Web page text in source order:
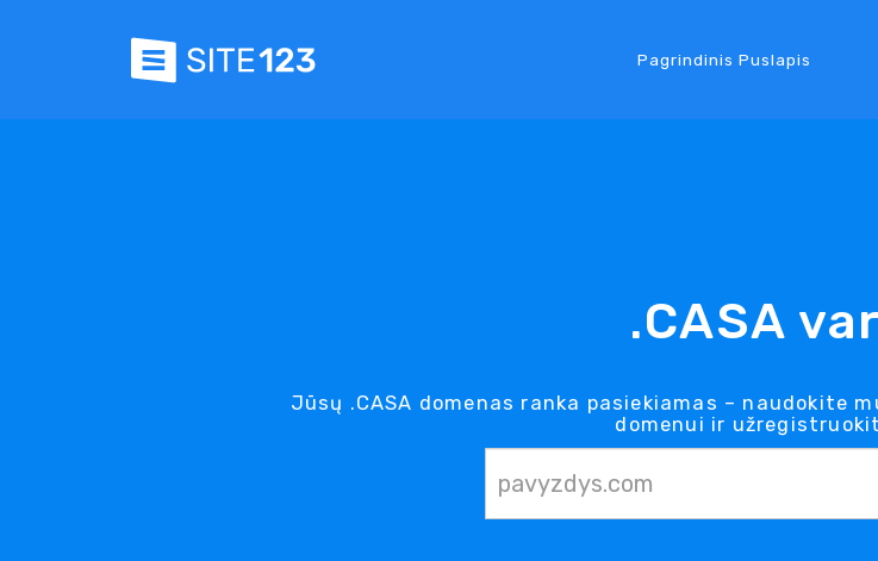
Pagrindinis Puslapis
.CASA
Jūsų .CASA domenas ranka pasiekiamas – naudokite
domenui ir